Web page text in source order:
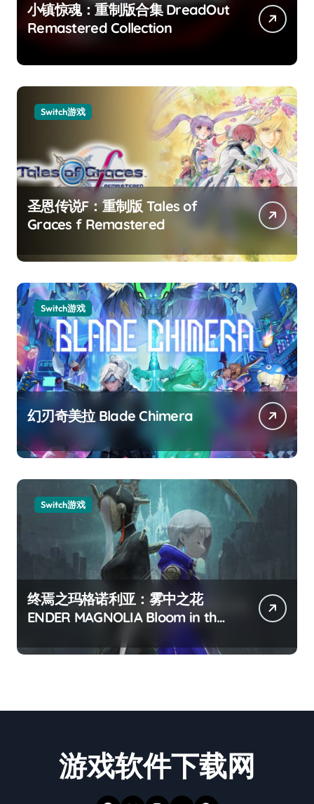
小镇惊魂：重制版合集 DreadOut
Remastered Collection
Switch游戏
圣恩传说F：重制版 Tales of
Graces f Remastered
Switch游戏
幻刃奇美拉 Blade Chimera
Switch游戏
终焉之玛格诺利亚：雾中之花
ENDER MAGNOLIA Bloom in the
游戏软件下载网